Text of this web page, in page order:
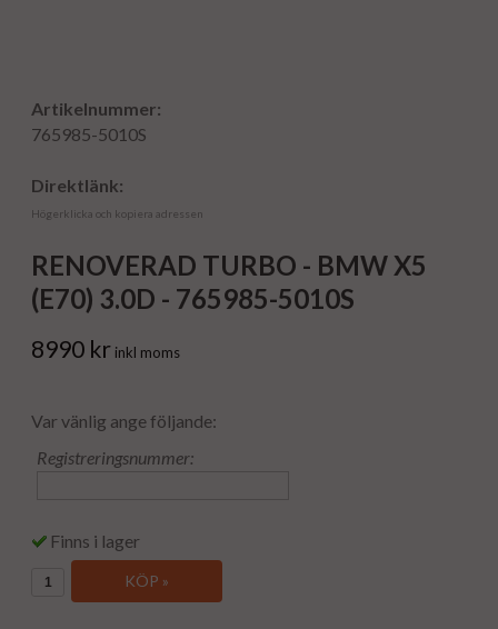
Artikelnummer:
765985-5010S
Direktlänk:
Högerklicka och kopiera adressen
RENOVERAD TURBO - BMW X5
(E70) 3.0D - 765985-5010S
8990 kr inkl moms
Var vänlig ange följande:
Registreringsnummer:
Finns i lager
KÖP »